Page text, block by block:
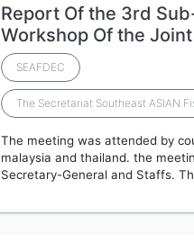
Report Of the 3rd
Workshop Of the
SEAFDEC
The Secretariat Southeast ASIAN
The meeting was attended by
malaysia and thailand. the
Secretary-General and Staffs.